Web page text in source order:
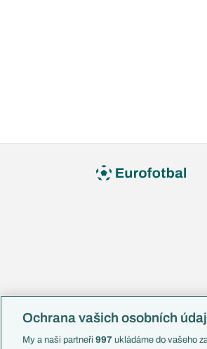
Ochrana vašich osobních
My a naši partneři 997 ukládáme do vašeho